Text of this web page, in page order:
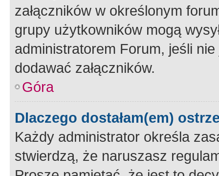
załączników w określonym
grupy użytkowników mogą
administratorem Forum, jeśli
dodawać załączników.
Góra
Dlaczego dostałam(em)
Każdy administrator określa
stwierdzą, że naruszasz